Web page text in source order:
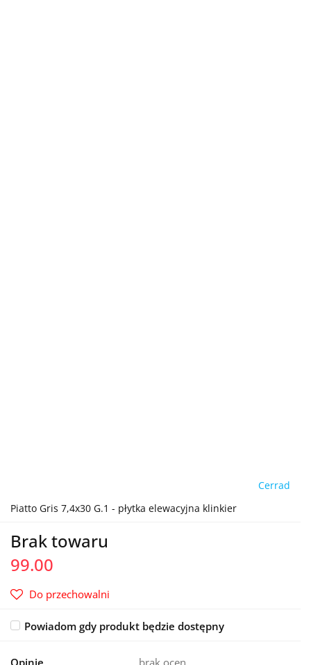
Cerrad
Piatto Gris 7,4x30 G.1 - płytka elewacyjna klinkier
Brak towaru
99.00
Do przechowalni
Powiadom gdy produkt będzie dostępny
Opinie brak ocen